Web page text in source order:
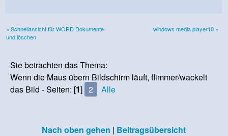
« Schnellansicht für WORD Dokumente
und löschen
windows media player10 »
Sie betrachten das Thema:
Wenn die Maus übern Bildschirm läuft, flimmer/wackelt
das Bild - Seiten: [1] 2 Alle
Nach oben gehen | Beitragsübersicht